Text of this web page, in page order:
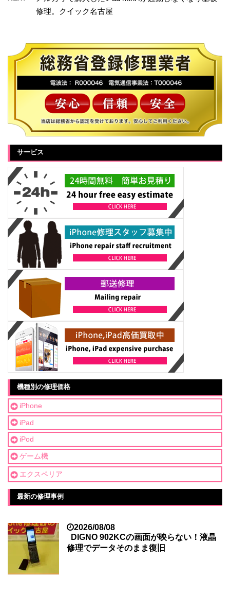
修理。クイック名古屋
サービス
機種別の修理価格
iPhone
iPad
iPod
ゲーム機
エクスペリア
最新の修理事例
2026/08/08
DIGNO 902KCの画面が映らない！液晶
修理でデータそのまま復旧